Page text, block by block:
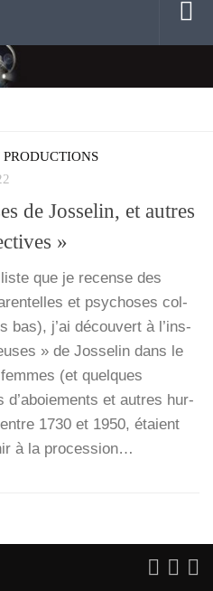
PRODUCTIONS
de Josselin, et autres
»
que je recense des
et psy­choses col­
bas), j’ai décou­vert à l’ins­
» de Jos­se­lin dans le
(et quelques
d’a­boie­ments et autres hur­
1730 et 1950, étaient
à la pro­ces­sion…